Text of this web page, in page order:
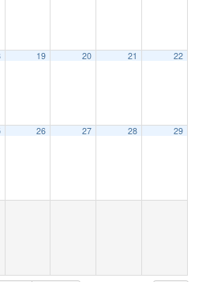
19 20 21 22
26 27 28 29